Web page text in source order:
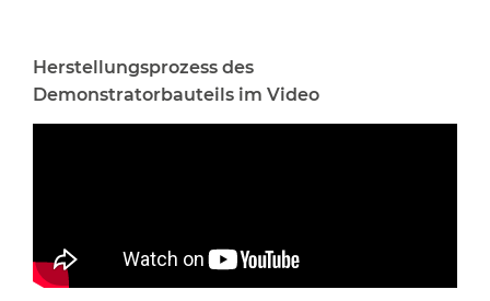
Herstellungsprozess des
Demonstratorbauteils im Video